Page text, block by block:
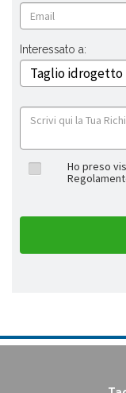
Interessato a:
Ho preso